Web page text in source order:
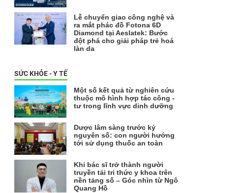
Lễ chuyển giao công nghệ và
ra mắt phác đồ Fotona 6D
Diamond tại Aeslatek: Bước
đột phá cho giải pháp trẻ hoá
làn da
SỨC KHỎE - Y TẾ
Một số kết quả từ nghiên cứu
thuộc mô hình hợp tác công -
tư trong lĩnh vực dinh dưỡng
Dược lâm sàng trước kỷ
nguyên số: con người hướng
tới sử dụng thuốc an toàn
Khi bác sĩ trở thành người
truyền tải tri thức y khoa trên
nền tảng số – Góc nhìn từ Ngô
Quang Hồ